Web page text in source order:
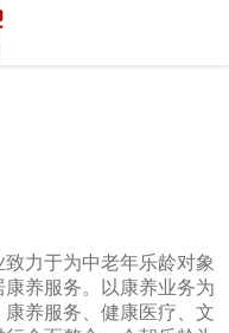
力于为中老年乐龄对象
养服务。以康养业务为
养服务、健康医疗、文